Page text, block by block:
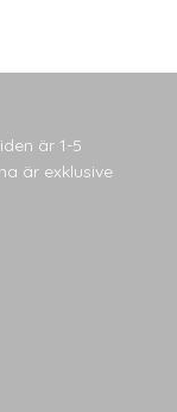
är 1-5
är exklusive